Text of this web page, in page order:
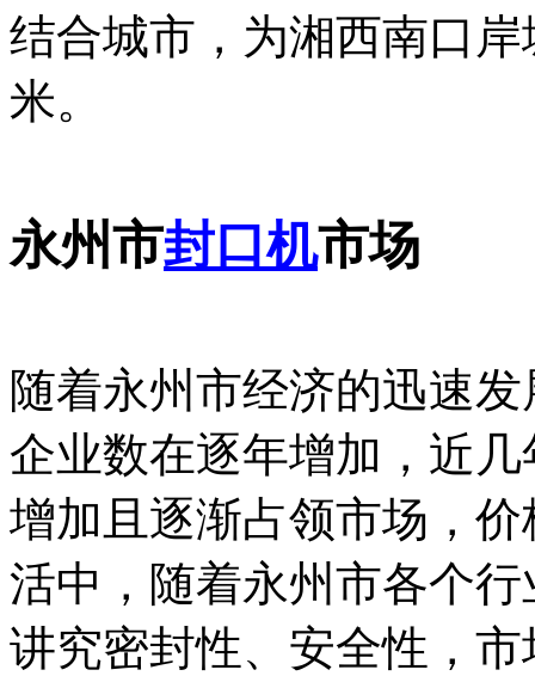
结合城市，为湘西南口
米。
永州市封口机市场
随着永州市经济的迅速
企业数在逐年增加，近
增加且逐渐占领市场，
活中，随着永州市各个
讲究密封性、安全性，